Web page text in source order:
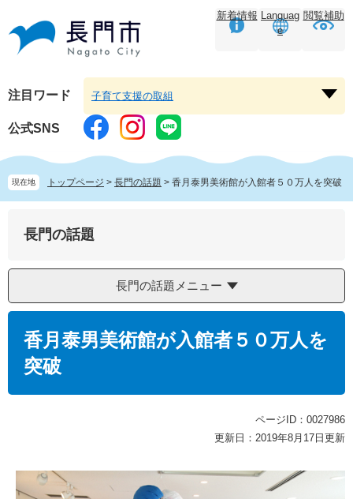
頭
す。
飛
し
本
文
へ
新着情報 Languag
e
閲覧補助
注目ワード
ー
を
子育て支援の取組
公式SNS
現在地 トップページ > 長門の話題 > 香月泰男美術館が入館者５０万人を突破
長門の話題
長門の話題メニュー
香月泰男美術館が入館者５０万人を
突破
ページID：0027986
更新日：2019年8月17日更新